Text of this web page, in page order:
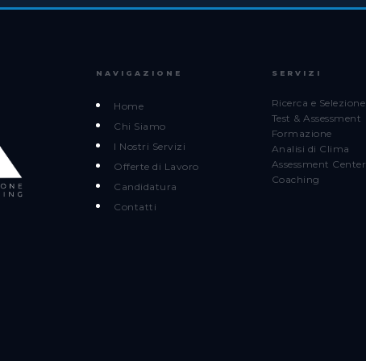
NAVIGAZIONE
Home
Chi Siamo
I Nostri Servizi
Offerte di Lavoro
Candidatura
Contatti
SERVIZI
Ricerca e Selezione
Test & Assessment
Formazione
Analisi di Clima
Assessment Center
Coaching